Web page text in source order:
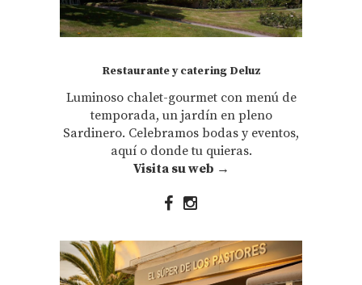
Restaurante y catering Deluz
Luminoso chalet-gourmet con menú de
temporada, un jardín en pleno
Sardinero. Celebramos bodas y eventos,
aquí o donde tu quieras.
Visita su web →